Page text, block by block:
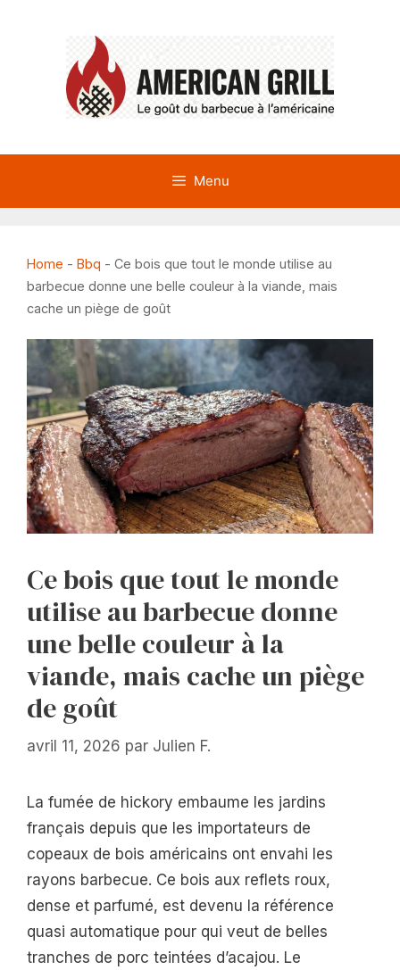
Menu
Home - Bbq - Ce bois que tout le monde utilise au
barbecue donne une belle couleur à la viande, mais
cache un piège de goût
Ce bois que tout le monde
utilise au barbecue donne
une belle couleur à la
viande, mais cache un piège
de goût
avril 11, 2026 par Julien F.
La fumée de hickory embaume les jardins
français depuis que les importateurs de
copeaux de bois américains ont envahi les
rayons barbecue. Ce bois aux reflets roux,
dense et parfumé, est devenu la référence
quasi automatique pour qui veut de belles
tranches de porc teintées d’acajou. Le